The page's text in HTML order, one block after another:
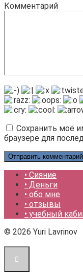
Комментарий
Сохранить моё
браузере для
• Сияние
• Деньги
• обо мне
• отзывы
• учебный
© 2026 Yuri Lavrinov